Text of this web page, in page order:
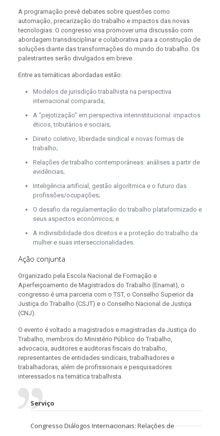
A programação prevê debates sobre questões como
automação, precarização do trabalho e impactos das novas
tecnologias. O congresso visa promover uma discussão com
abordagem transdisciplinar e colaborativa para a construção de
soluções diante das transformações do mundo do trabalho. Os
palestrantes serão divulgados em breve.
Entre as temáticas abordadas estão:
Modelos de jurisdição trabalhista na perspectiva
internacional comparada;
A “pejotização” em perspectiva interinstitucional: impactos
éticos, tributários e sociais;
Direito coletivo, liberdade sindical e novas formas de
trabalho;
Relações de trabalho contemporâneas: análises a partir de
evidências;
Inteligência artificial, gestão algorítmica e o futuro das
profissões/ocupações;
O desafio da regulamentação do trabalho plataformizado e
seus aspectos econômicos; e
A indivisibilidade dos direitos e a proteção do trabalho da
mulher e suas interseccionalidades.
Ação conjunta
Organizado pela Escola Nacional de Formação e
Aperfeiçoamento de Magistrados do Trabalho (Enamat), o
congresso é uma parceria com o TST, o Conselho Superior da
Justiça do Trabalho (CSJT) e o Conselho Nacional de Justiça
(CNJ).
O evento é voltado a magistrados e magistradas da Justiça do
Trabalho, membros do Ministério Público do Trabalho,
advocacia, auditores e auditoras fiscais do trabalho,
representantes de entidades sindicais, trabalhadores e
trabalhadoras, além de profissionais e pesquisadores
interessados na temática trabalhista.
Serviço
Congresso Diálogos Internacionais: Relações de